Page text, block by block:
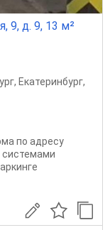
9, д. 9, 13 м²
, Екатеринбург,
по адресу
системами